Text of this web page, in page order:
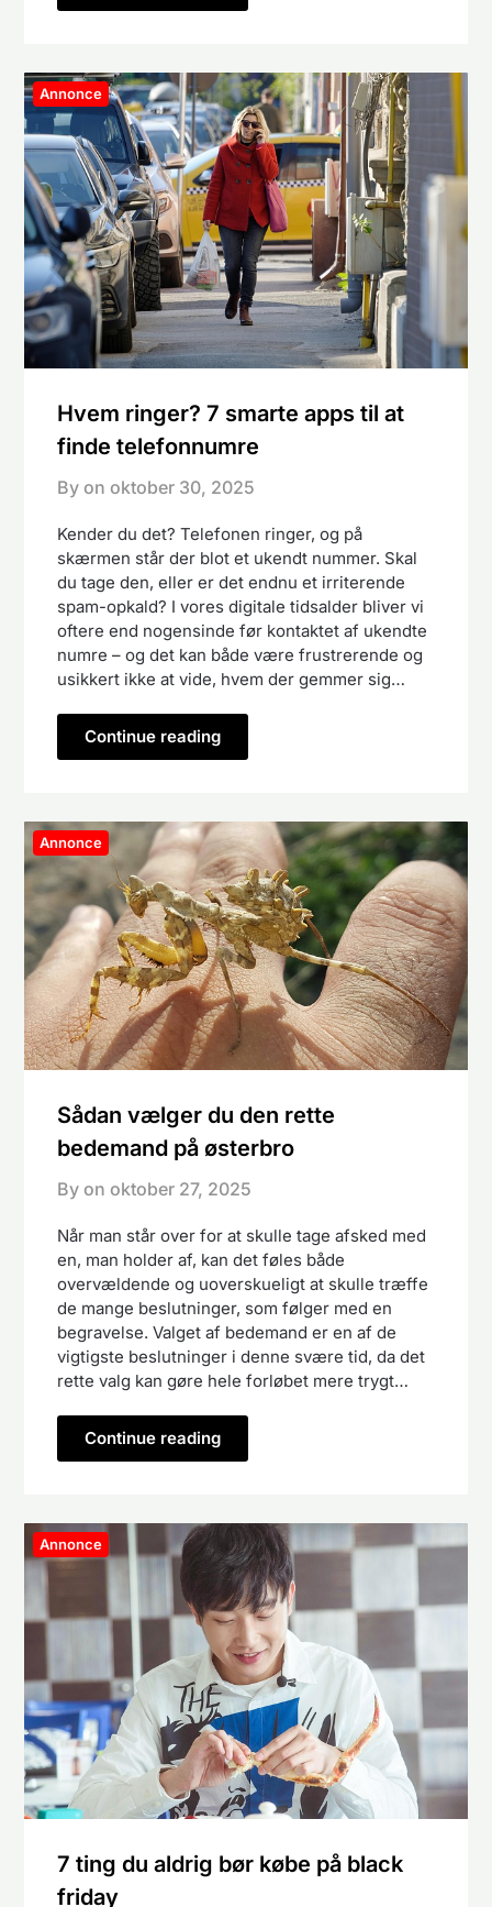
Annonce
Hvem ringer? 7 smarte apps til at
finde telefonnumre
By on oktober 30, 2025
Kender du det? Telefonen ringer, og på
skærmen står der blot et ukendt nummer. Skal
du tage den, eller er det endnu et irriterende
spam-opkald? I vores digitale tidsalder bliver vi
oftere end nogensinde før kontaktet af ukendte
numre – og det kan både være frustrerende og
usikkert ikke at vide, hvem der gemmer sig…
Continue reading
Annonce
Sådan vælger du den rette
bedemand på østerbro
By on oktober 27, 2025
Når man står over for at skulle tage afsked med
en, man holder af, kan det føles både
overvældende og uoverskueligt at skulle træffe
de mange beslutninger, som følger med en
begravelse. Valget af bedemand er en af de
vigtigste beslutninger i denne svære tid, da det
rette valg kan gøre hele forløbet mere trygt…
Continue reading
Annonce
7 ting du aldrig bør købe på black
friday